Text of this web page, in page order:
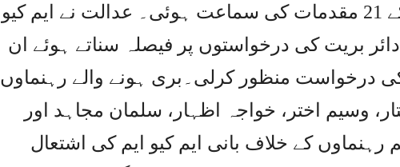
خلاف اشتعال انگیز تقاریر کے 21 مقدمات کی سماعت ہوئی۔ عدالت نے ایم کیو
بریت کی درخواستوں پر فیصلہ سناتے ہوئے ان
کی درخواست منظور کرلی۔بری ہونے والے رہنماوں
وسیم اختر، خواجہ اظہار، سلمان مجاہد اور
رہنماوں کے خلاف بانی ایم کیو ایم کی اشتعال